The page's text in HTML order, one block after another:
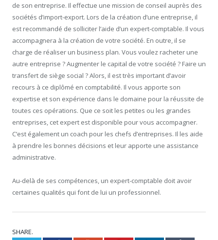
de son entreprise. Il effectue une mission de conseil auprès des
sociétés d’import-export. Lors de la création d’une entreprise, il
est recommandé de solliciter l’aide d’un expert-comptable. Il vous
accompagnera à la création de votre société. En outre, il se
charge de réaliser un business plan. Vous voulez racheter une
autre entreprise ? Augmenter le capital de votre société ? Faire un
transfert de siège social ? Alors, il est très important d’avoir
recours à ce diplômé en comptabilité. Il vous apporte son
expertise et son expérience dans le domaine pour la réussite de
toutes ces opérations. Que ce soit les petites ou les grandes
entreprises, cet expert est disponible pour vous accompagner.
C’est également un coach pour les chefs d’entreprises. Il les aide
à prendre les bonnes décisions et leur apporte une assistance
administrative.
Au-delà de ses compétences, un expert-comptable doit avoir
certaines qualités qui font de lui un professionnel.
SHARE.